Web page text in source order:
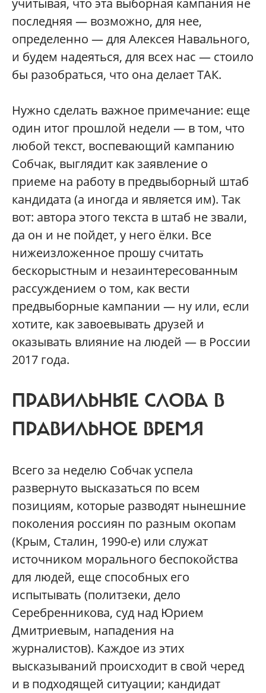
учитывая, что эта выборная кампания не
последняя — возможно, для нее,
определенно — для Алексея Навального,
и будем надеяться, для всех нас — стоило
бы разобраться, что она делает ТАК.
Нужно сделать важное примечание: еще
один итог прошлой недели — в том, что
любой текст, воспевающий кампанию
Собчак, выглядит как заявление о
приеме на работу в предвыборный штаб
кандидата (а иногда и является им). Так
вот: автора этого текста в штаб не звали,
да он и не пойдет, у него ёлки. Все
нижеизложенное прошу считать
бескорыстным и незаинтересованным
рассуждением о том, как вести
предвыборные кампании — ну или, если
хотите, как завоевывать друзей и
оказывать влияние на людей — в России
2017 года.
ПРАВИЛЬНЫЕ СЛОВА В
ПРАВИЛЬНОЕ ВРЕМЯ
Всего за неделю Собчак успела
развернуто высказаться по всем
позициям, которые разводят нынешние
поколения россиян по разным окопам
(Крым, Сталин, 1990-е) или служат
источником морального беспокойства
для людей, еще способных его
испытывать (политзеки, дело
Серебренникова, суд над Юрием
Дмитриевым, нападения на
журналистов). Каждое из этих
высказываний происходит в свой черед
и в подходящей ситуации; кандидат